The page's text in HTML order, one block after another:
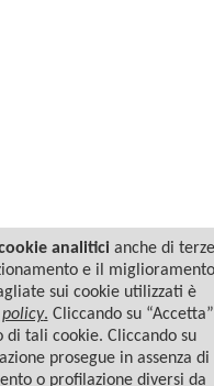
analiticianche di terze
e il miglioramento
sui cookie utilizzati è
. Cliccando su “Accetta”
di tali cookie. Cliccando su
prosegue in assenza di
o profilazione diversi da